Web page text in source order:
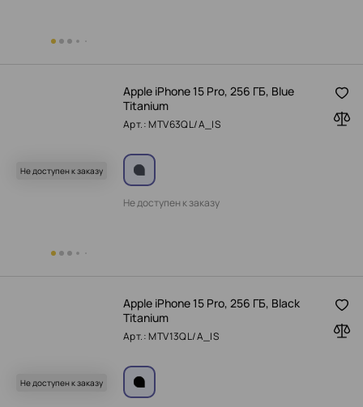
Не доступен к заказу
Apple iPhone 15 Pro, 256 ГБ, Blue
Titanium
Арт.: MTV63QL/A_IS
Не доступен к заказу
Не доступен к заказу
Apple iPhone 15 Pro, 256 ГБ, Black
Titanium
Арт.: MTV13QL/A_IS